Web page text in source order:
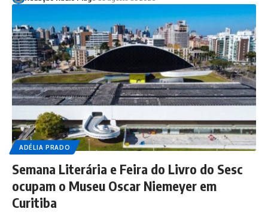
ADÉLIA PRADO
Semana Literária e Feira do Livro do Sesc
ocupam o Museu Oscar Niemeyer em
Curitiba